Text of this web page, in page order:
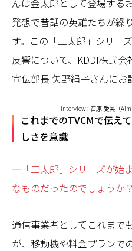
んは金太郎として登場する
発想で昔話の英雄たちが繰
す。この「三太郎」シリー
反響について、KDDI株式
宣伝部長 矢野絹子さんにお
Interview : 石原 愛美（
これまでのTVCMで伝え
しさを意識
—「三太郎」シリーズが始
なものだったのでしょうか？
通信事業者としてこれまで
が、移動機や料金プランで